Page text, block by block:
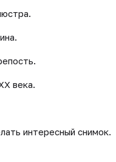
века.
интересный снимок.